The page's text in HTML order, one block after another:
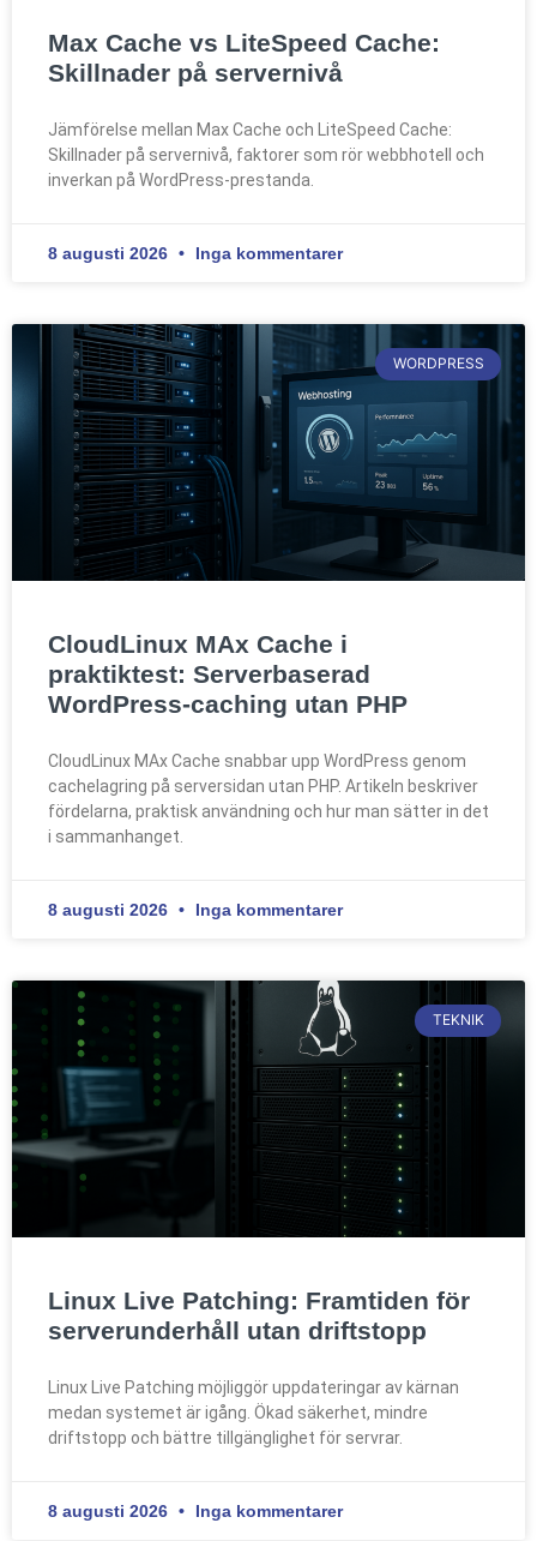
Max Cache vs LiteSpeed Cache:
Skillnader på servernivå
Jämförelse mellan Max Cache och LiteSpeed Cache:
Skillnader på servernivå, faktorer som rör webbhotell och
inverkan på WordPress-prestanda.
8 augusti 2026 Inga kommentarer
WORDPRESS
CloudLinux MAx Cache i
praktiktest: Serverbaserad
WordPress-caching utan PHP
CloudLinux MAx Cache snabbar upp WordPress genom
cachelagring på serversidan utan PHP. Artikeln beskriver
fördelarna, praktisk användning och hur man sätter in det
i sammanhanget.
8 augusti 2026 Inga kommentarer
TEKNIK
Linux Live Patching: Framtiden för
serverunderhåll utan driftstopp
Linux Live Patching möjliggör uppdateringar av kärnan
medan systemet är igång. Ökad säkerhet, mindre
driftstopp och bättre tillgänglighet för servrar.
8 augusti 2026 Inga kommentarer